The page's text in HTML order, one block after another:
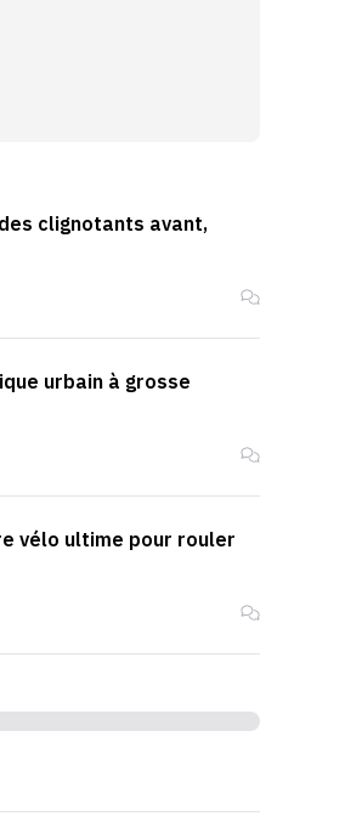
clignotants avant,
urbain à grosse
vélo ultime pour rouler